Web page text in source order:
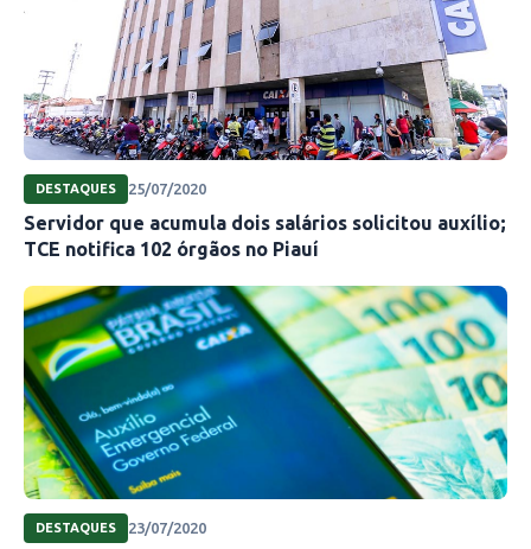
DESTAQUES 25/07/2020
Servidor que acumula dois salários solicitou auxílio;
TCE notifica 102 órgãos no Piauí
DESTAQUES 23/07/2020